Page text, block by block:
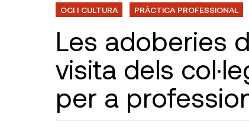
OCI I CULTURA PRÀCTICA PROFESSIONAL
Les adoberies
visita dels
per a